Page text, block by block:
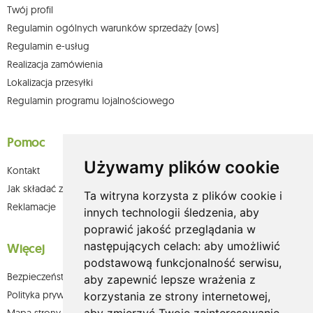
Używamy plików cookie
Ta witryna korzysta z plików cookie i
innych technologii śledzenia, aby
poprawić jakość przeglądania w
następujących celach: aby umożliwić
podstawową funkcjonalność serwisu,
aby zapewnić lepsze wrażenia z
korzystania ze strony internetowej,
Twój profil
Regulamin ogólnych warunków sprzedaży (ows)
Regulamin e-usług
Realizacja zamówienia
Lokalizacja przesyłki
Regulamin programu lojalnościowego
Pomoc
Kontakt
Jak składać zamówienia w sklepie olium.pl?
Reklamacje
Więcej
Bezpieczeństwo płatności
Polityka prywatności